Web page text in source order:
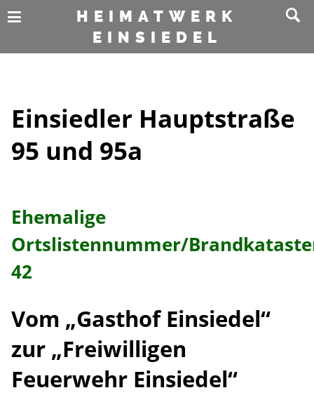
HEIMATWERK
EINSIEDEL
Einsiedler Hauptstraße
95 und 95a
Ehemalige
Ortslistennummer/
42
Vom „Gasthof Einsiedel“
zur „Freiwilligen
Feuerwehr Einsiedel“